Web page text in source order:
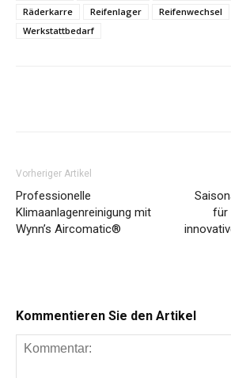
Räderkarre
Reifenlager Reifenwechsel
Werkstattbedarf
Vorheriger Artikel
Professionelle
Klimaanlagenreinigung mit
Wynn’s Aircomatic®
für
Kommentieren Sie den Artikel